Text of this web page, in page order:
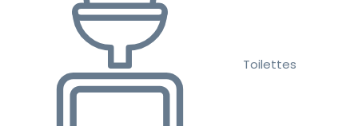
Toilettes